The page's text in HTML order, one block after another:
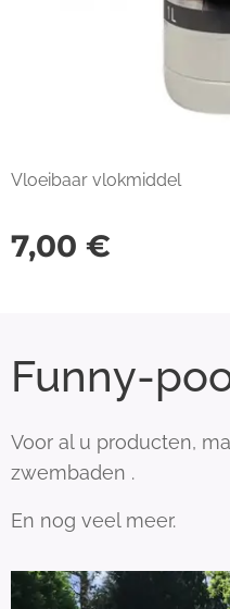
Vloeibaar vlokmiddel
7,00 €
Funny-
Voor al u producten,
zwembaden .
En nog veel meer.